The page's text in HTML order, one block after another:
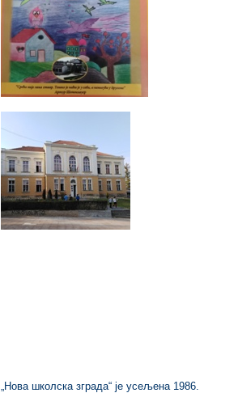
„Нова школска зграда“ је усељена 1986.